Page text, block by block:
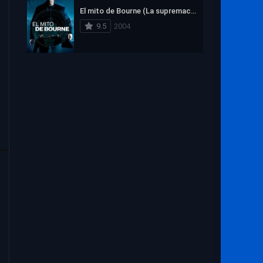
El mito de Bourne (La supremacía Bourne)
9.5
2004